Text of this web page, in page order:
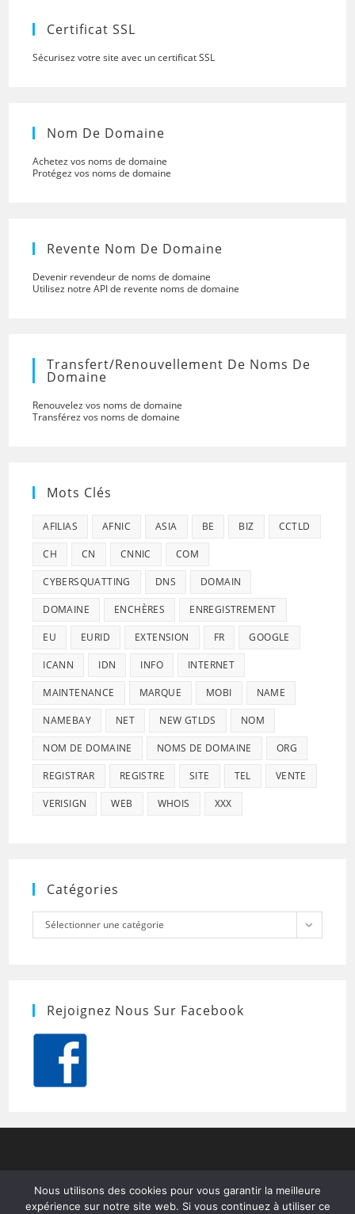
Certificat SSL
Sécurisez votre site avec un certificat SSL
Nom De Domaine
Achetez vos noms de domaine
Protégez vos noms de domaine
Revente Nom De Domaine
Devenir revendeur de noms de domaine
Utilisez notre API de revente noms de domaine
Transfert/renouvellement De Noms De
Domaine
Renouvelez vos noms de domaine
Transférez vos noms de domaine
Mots Clés
AFILIAS AFNIC ASIA BE BIZ CCTLD
CH CN CNNIC COM
CYBERSQUATTING DNS DOMAIN
DOMAINE ENCHÈRES ENREGISTREMENT
EU EURID EXTENSION FR GOOGLE
ICANN IDN INFO INTERNET
MAINTENANCE MARQUE MOBI NAME
NAMEBAY NET NEW GTLDS NOM
NOM DE DOMAINE NOMS DE DOMAINE ORG
REGISTRAR REGISTRE SITE TEL VENTE
VERISIGN WEB WHOIS XXX
Catégories
Catégories
Sélectionner une catégorie
Rejoignez Nous Sur Facebook
Nous utilisons des cookies pour vous garantir la meilleure
expérience sur notre site web. Si vous continuez à utiliser ce